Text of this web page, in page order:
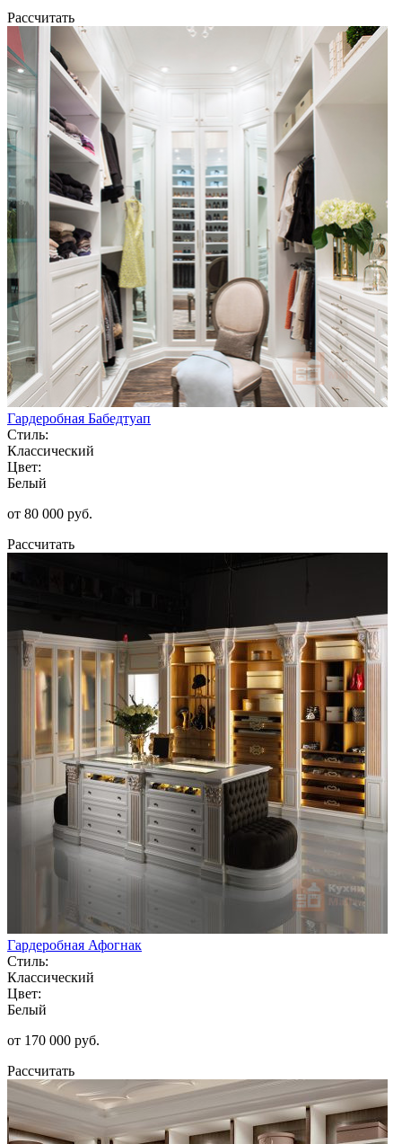
Рассчитать
Гардеробная Бабедтуап
Стиль:
Классический
Цвет:
Белый
от 80 000 руб.
Рассчитать
Гардеробная Афогнак
Стиль:
Классический
Цвет:
Белый
от 170 000 руб.
Рассчитать